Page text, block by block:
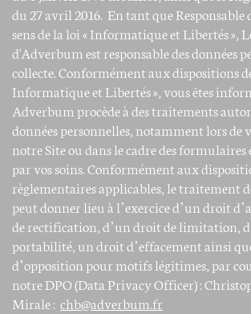
du 27 avril 2016. En tant que
sens de la loi « Informatique et Libertés »,
d'Adverbum est responsable des données
collecte. Conformément aux dispositions
Informatique et Libertés », vous êtes
Adverbum procède à des traitements
données personnelles, notamment lors de
notre Site ou dans le cadre des
par vos soins. Conformément aux
règlementaires applicables, le traitement
peut donner lieu à l’exercice d’un droit
de rectification, d’un droit de limitation,
portabilité, un droit d’effacement ainsi
d’opposition pour motifs légitimes, par
notre DPO (Data Privacy Officer) :
Mirale : chb@adverbum.fr